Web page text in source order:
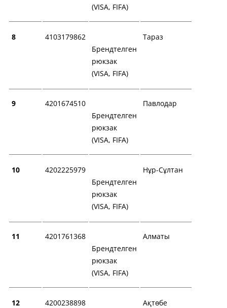
(VISA, FIFA)
8
4103179862
Брендтелген
рюкзак
(VISA, FIFA)
Тараз
9
4201674510
Брендтелген
рюкзак
(VISA, FIFA)
Павлодар
10
4202225979
Брендтелген
рюкзак
(VISA, FIFA)
Нұр-Сұлтан
11
4201761368
Брендтелген
рюкзак
(VISA, FIFA)
Алматы
12
4200238898
Ақтөбе